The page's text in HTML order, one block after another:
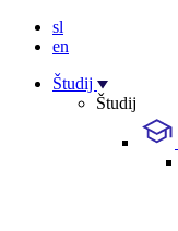
sl
en
Študij
Študij